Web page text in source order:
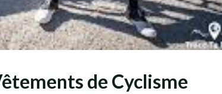
de Cyclisme